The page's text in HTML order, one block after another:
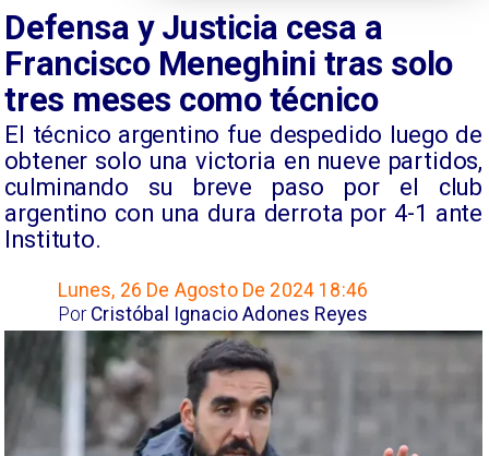
Defensa y Justicia cesa a
Francisco Meneghini tras solo
tres meses como técnico
​El técnico argentino fue despedido luego de
obtener solo una victoria en nueve partidos,
culminando su breve paso por el club
argentino con una dura derrota por 4-1 ante
Instituto.
Lunes, 26 De Agosto De 2024 18:46
Cristóbal Ignacio Adones Reyes
Por